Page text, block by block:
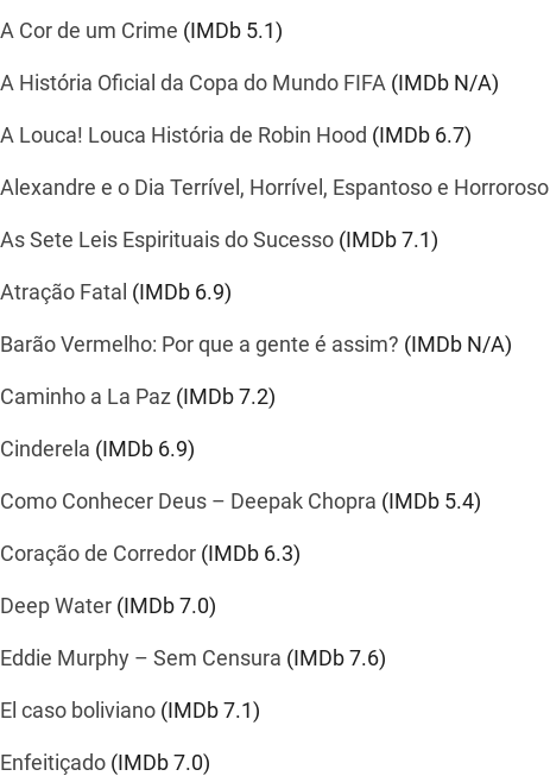
A Cor de um Crime (IMDb 5.1)
A História Oficial da Copa do Mundo FIFA (IMDb N/A)
A Louca! Louca História de Robin Hood (IMDb 6.7)
Alexandre e o Dia Terrível, Horrível, Espantoso e Horroroso
As Sete Leis Espirituais do Sucesso (IMDb7.1)
Atração Fatal (IMDb 6.9)
Barão Vermelho: Por que a gente é assim? (IMDb N/A)
Caminho a La Paz (IMDb7.2)
Cinderela (IMDb 6.9)
Como Conhecer Deus – Deepak Chopra (IMDb 5.4)
Coração de Corredor (IMDb 6.3)
Deep Water (IMDb7.0)
Eddie Murphy – Sem Censura (IMDb7.6)
El caso boliviano (IMDb7.1)
Enfeitiçado (IMDb7.0)